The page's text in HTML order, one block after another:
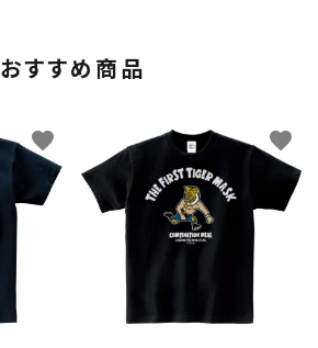
おすすめ商品
favorite favorite